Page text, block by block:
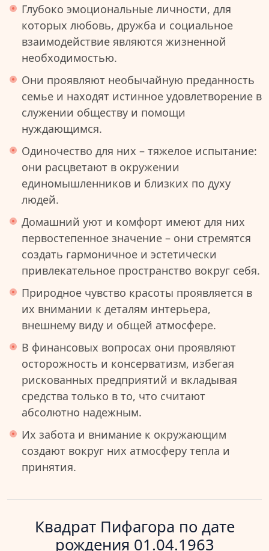
Глубоко эмоциональные личности, для
которых любовь, дружба и социальное
взаимодействие являются жизненной
необходимостью.
Они проявляют необычайную преданность
семье и находят истинное удовлетворение в
служении обществу и помощи
нуждающимся.
Одиночество для них – тяжелое испытание:
они расцветают в окружении
единомышленников и близких по духу
людей.
Домашний уют и комфорт имеют для них
первостепенное значение – они стремятся
создать гармоничное и эстетически
привлекательное пространство вокруг себя.
Природное чувство красоты проявляется в
их внимании к деталям интерьера,
внешнему виду и общей атмосфере.
В финансовых вопросах они проявляют
осторожность и консерватизм, избегая
рискованных предприятий и вкладывая
средства только в то, что считают
абсолютно надежным.
Их забота и внимание к окружающим
создают вокруг них атмосферу тепла и
принятия.
Квадрат Пифагора по дате
рождения 01.04.1963